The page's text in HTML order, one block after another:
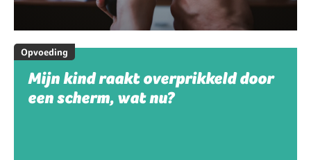
Opvoeding
Mijn kind raakt overprikkeld door
een scherm, wat nu?